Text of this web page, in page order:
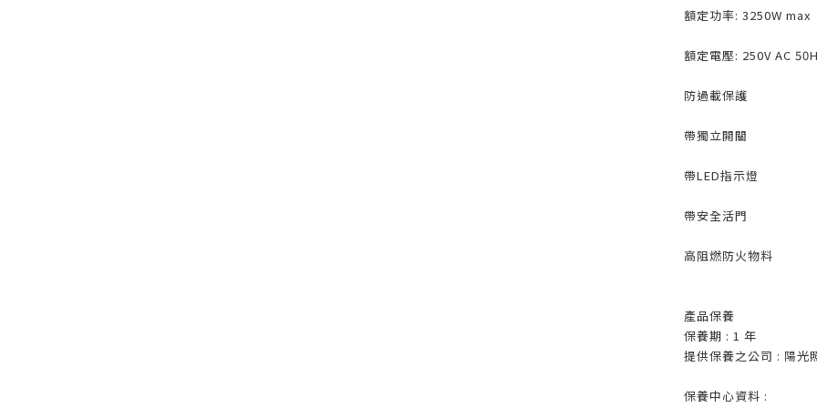
額定功率: 3250W max
額定電壓: 250V AC
防過載保護
帶獨立開關
帶LED指示燈
帶安全活門
高阻燃防火物料
產品保養
保養期 : 1 年
提供保養之公司 : 陽光
保養中心資料 :